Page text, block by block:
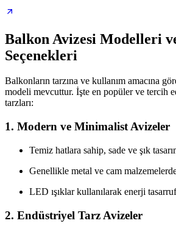
Balkon Avizesi Modelleri
Seçenekleri
Balkonların tarzına ve kullanım amacına
modeli mevcuttur. İşte en popüler ve tercih
tarzları:
1. Modern ve Minimalist Avizeler
Temiz hatlara sahip, sade ve şık
Genellikle metal ve cam
LED ışıklar kullanılarak enerji
2. Endüstriyel Tarz Avizeler